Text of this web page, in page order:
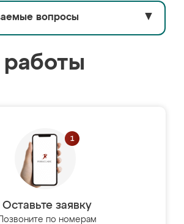
вопросы ▼
Оставьте заявку
Позвоните по номерам